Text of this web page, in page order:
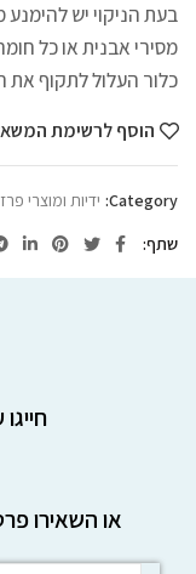
בעת הניקוי יש
מסירי אבנית או כל
כלור העלול לתקוף את
הוסף לרשימת
Category: ידיות ומוצרי
שתף
או השאירו